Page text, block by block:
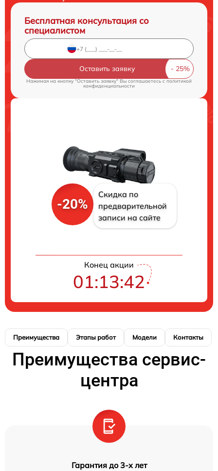
Бесплатная консультация со
специалистом
Оставить заявку
Нажимая на кнопку "Оставить заявку" Вы соглашаетесь c политикой
конфиденциальности
-20%
Скидка по
предварительной
записи на сайте
Конец акции
01:13:41
Преимущества Этапы работ Модели Контакты
Преимущества сервис-
центра
Гарантия до 3-х лет